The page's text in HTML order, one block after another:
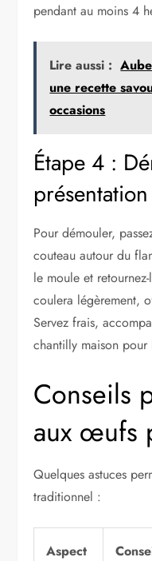
pendant au moins 4
Lire aussi :
une recette
occasions
Étape 4 :
présentation
Pour démouler,
couteau autour du
le moule et
coulera légèrement,
Servez frais,
chantilly maison
Conseils
aux œufs
Quelques astuces
traditionnel :
Aspect